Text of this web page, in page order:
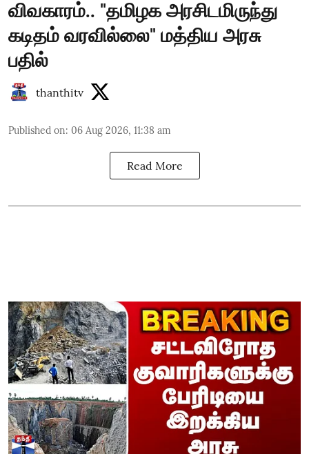
விவகாரம்.. "தமிழக அரசிடமிருந்து
கடிதம் வரவில்லை" மத்திய அரசு
பதில்
thanthitv
Published on: 06 Aug 2026, 11:38 am
Read More